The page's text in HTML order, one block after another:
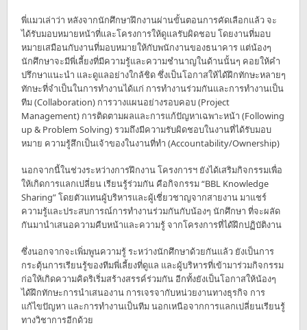
พี่แมวเล่าว่า หลังจากนักศึกษาฝึกงานผ่านขั้นตอนการคัดเลือกแล้ว จะ
ได้รับมอบหมายหน้าที่และโครงการให้ดูแลรับผิดชอบ โดยงานที่มอบ
หมายเสมือนกับงานที่มอบหมายให้กับพนักงานของธนาคาร แต่น้องๆ
นักศึกษาจะมีพี่เลี้ยงที่มีความรู้และความชำนาญในด้านนั้นๆ คอยให้คำ
ปรึกษาแนะนำ และดูแลอย่างใกล้ชิด ซึ่งเป็นโอกาสให้ได้ฝึกทักษะหลายๆ
ทักษะที่จำเป็นในการทำงานได้แก่ การทำงานร่วมกันและการทำงานเป็น
ทีม (Collaboration) การวางแผนอย่างรอบคอบ (Project
Management) การติดตามผลและการแก้ปัญหาเฉพาะหน้า (Following
up & Problem Solving) รวมถึงมีความรับผิดชอบในงานที่ได้รับมอบ
หมาย ความรู้สึกเป็นเจ้าของในงานที่ทำ (Accountability/Ownership)
นอกจากนี้ในช่วงระหว่างการฝึกงาน โครงการฯ ยังได้เสริมกิจกรรมเพื่อ
ให้เกิดการแลกเปลี่ยน เรียนรู้ร่วมกัน คือกิจกรรม “BBL Knowledge
Sharing” โดยตัวเเทนผู้บริหารและผู้เชี่ยวชาญจากสายงาน มาแชร์
ความรู้และประสบการณ์การทำงานร่วมกันกับน้องๆ นักศึกษา ที่จะผลัด
กันมานำเสนอความคืบหน้าและความรู้ จากโครงการที่ได้ฝึกปฏิบัติงาน
ซึ่งนอกจากจะเพิ่มพูนความรู้ ระหว่างนักศึกษาด้วยกันเเล้ว ยังเป็นการ
กระตุ้นการเรียนรู้ของทีมพี่เลี้ยงที่ดูแล และผู้บริหารที่เข้ามาร่วมกิจกรรม
ก่อให้เกิดความคิดริเริ่มสร้างสรรค์ร่วมกัน อีกทั้งยังเป็นโอกาสให้น้องๆ
ได้ฝึกทักษะการนำเสนองาน การเจรจากับหน่วยงานทางธุรกิจ การ
แก้ไขปัญหา และการทำงานเป็นทีม นอกเหนือจากการแลกเปลี่ยนเรียนรู้
ทางวิชาการอีกด้วย